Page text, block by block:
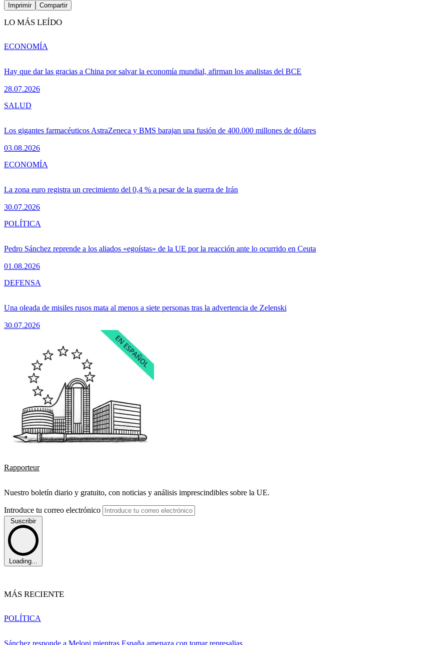
Imprimir Compartir
LO MÁS LEÍDO
Hay que dar las gracias a China por salvar la economía mundial, afirman los analistas del BCE
28.07.2026
ECONOMÍA
Los gigantes farmacéuticos AstraZeneca y BMS barajan una fusión de 400.000 millones de dólares
03.08.2026
SALUD
La zona euro registra un crecimiento del 0,4 % a pesar de la guerra de Irán
30.07.2026
ECONOMÍA
Pedro Sánchez reprende a los aliados «egoístas» de la UE por la reacción ante lo ocurrido en Ceuta
01.08.2026
POLÍTICA
Una oleada de misiles rusos mata al menos a siete personas tras la advertencia de Zelenski
30.07.2026
DEFENSA
Rapporteur
Nuestro boletín diario y gratuito, con noticias y análisis imprescindibles sobre la UE.
Introduce tu correo electrónico
Suscribir
Loading...
MÁS RECIENTE
Sánchez responde a Meloni mientras España amenaza con tomar represalias
POLÍTICA